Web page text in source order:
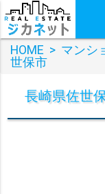
HOME > マンシ
世保市
長崎県佐世